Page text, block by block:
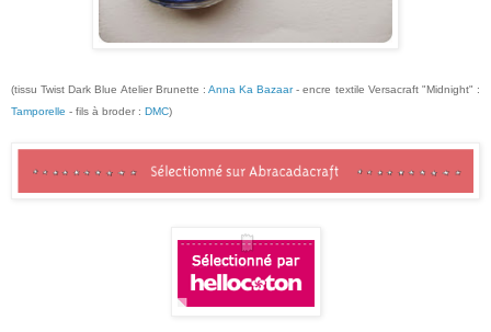
(tissu Twist Dark Blue Atelier Brunette : Anna Ka Bazaar- encre textile Versacraft "Midnight" :
Tamporelle - fils à broder : DMC)